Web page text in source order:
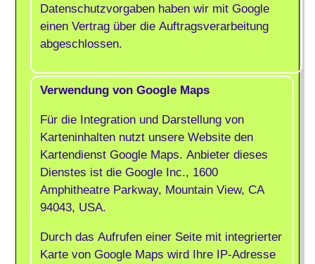
Datenschutzvorgaben haben wir mit Google
einen Vertrag über die Auftragsverarbeitung
abgeschlossen.
Verwendung von Google Maps
Für die Integration und Darstellung von
Karteninhalten nutzt unsere Website den
Kartendienst Google Maps. Anbieter dieses
Dienstes ist die Google Inc., 1600
Amphitheatre Parkway, Mountain View, CA
94043, USA.
Durch das Aufrufen einer Seite mit integrierter
Karte von Google Maps wird Ihre IP-Adresse